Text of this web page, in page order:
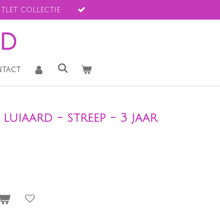
collectie
luiaard - streep - 3 jaar